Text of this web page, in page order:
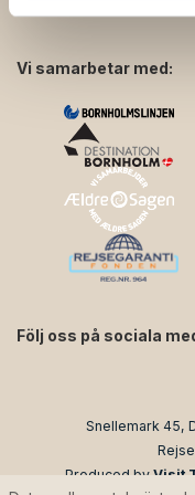
Vi samarbetar med:
Följ oss på sociala
Snellemark 45,
Produced by Visit